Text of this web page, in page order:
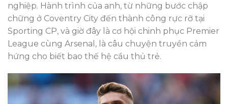
nghiệp. Hành trình của anh, từ những bước chập
chững ở Coventry City đến thành công rực rỡ tại
Sporting CP, và giờ đây là cơ hội chinh phục Premier
League cùng Arsenal, là câu chuyện truyền cảm
hứng cho biết bao thế hệ cầu thủ trẻ.